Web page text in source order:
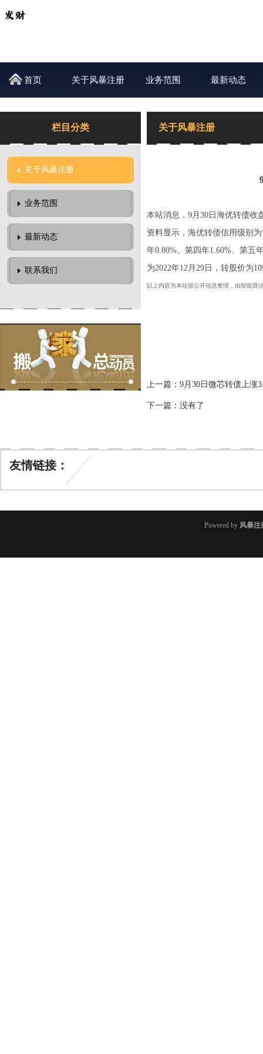
首页 关于风暴注册 业务范围 最新动态
栏目分类
关于风暴注册
业务范围
最新动态
联系我们
关于风暴注册
本站消息，9月30日海优转债收
资料显示，海优转债信用级别
年0.80%、第四年1.60%、第五
为2022年12月29日，转股价为
以上内容为本站据公开信息整理，由智能算
上一篇： 9月30日微芯转债上涨
下一篇：没有了
友情链接：
Powered by 风暴注